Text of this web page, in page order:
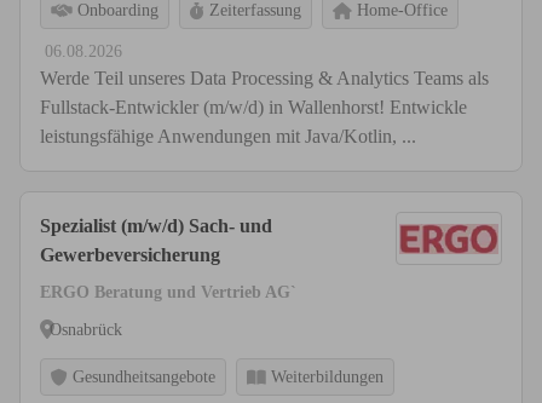
Onboarding Zeiterfassung Home-Office
06.08.2026
Werde Teil unseres Data Processing & Analytics Teams als
Fullstack-Entwickler (m/w/d) in Wallenhorst! Entwickle
leistungsfähige Anwendungen mit Java/Kotlin, ...
Spezialist (m/w/d) Sach- und
Gewerbeversicherung
ERGO Beratung und Vertrieb AG`
Osnabrück
Gesundheitsangebote Weiterbildungen